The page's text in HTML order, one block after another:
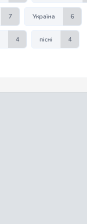
7 Україна 6
4 пісні 4